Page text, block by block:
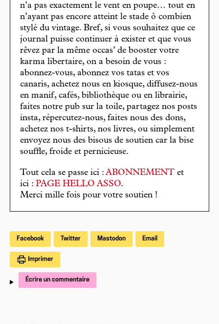
n’a pas exactement le vent en poupe… tout en
n’ayant pas encore atteint le stade ô combien
stylé du vintage. Bref, si vous souhaitez que ce
journal puisse continuer à exister et que vous
rêvez par la même occas’ de booster votre
karma libertaire, on a besoin de vous :
abonnez-vous, abonnez vos tatas et vos
canaris, achetez nous en kiosque, diffusez-nous
en manif, cafés, bibliothèque ou en librairie,
faites notre pub sur la toile, partagez nos posts
insta, répercutez-nous, faites nous des dons,
achetez nos t-shirts, nos livres, ou simplement
envoyez nous des bisous de soutien car la bise
souffle, froide et pernicieuse.
Tout cela se passe ici : ABONNEMENT et
ici : PAGE HELLO ASSO.
Merci mille fois pour votre soutien !
Facebook Twitter Mastodon Email
Imprimer
Écrire un commentaire